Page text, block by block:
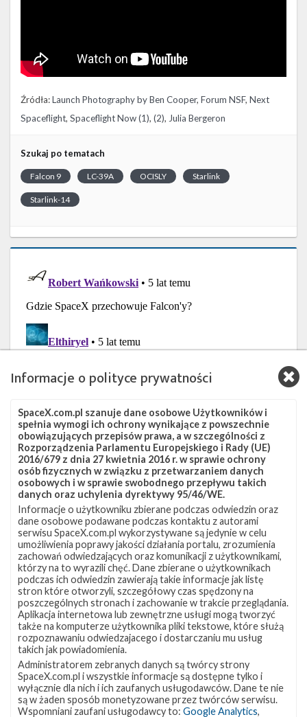
Źródła:Launch Photography by Ben Cooper, Forum NSF, Next
Spaceflight, Spaceflight Now (1), (2), Julia Bergeron
Szukaj po tematach
Falcon 9 LC-39A OCISLY Starlink
Starlink-14
Powiązane wiadomości
Start
misją
Starlink-
14
Informacje o polityce prywatności
SpaceX.com.pl szanuje dane osobowe Użytkowników i
spełnia wymogi ich ochrony wynikające z powszechnie
obowiązujących przepisów prawa, a w szczególności z
Rozporządzenia Parlamentu Europejskiego i Rady (UE)
2016/679 z dnia 27 kwietnia 2016 r. w sprawie ochrony
osób fizycznych w związku z przetwarzaniem danych
osobowych i w sprawie swobodnego przepływu takich
danych oraz uchylenia dyrektywy 95/46/WE.
Informacje o użytkowniku zbierane podczas odwiedzin oraz
dane osobowe podawane podczas kontaktu z autorami
serwisu SpaceX.com.pl wykorzystywane są jedynie w celu
umożliwienia poprawy jakości działania portalu, zrozumienia
zachowań odwiedzających oraz komunikacji z użytkownikami,
którzy na to wyrazili chęć. Dane zbierane o użytkownikach
podczas ich odwiedzin zawierają takie informacje jak listę
stron które otworzyli, szczegółowy czas spędzony na
poszczególnych stronach i zachowanie w trakcie przeglądania.
Aplikacja internetowa lub zewnętrzne usługi mogą tworzyć
także na komputerze użytkownika pliki tekstowe, które służą
rozpoznawaniu odwiedzajacego i dostarczaniu mu usług
takich jak powiadomienia.
Administratorem zebranych danych są twórcy strony
SpaceX.com.pl i wszystkie informacje są dostępne tylko i
wyłącznie dla nich i ich zaufanych usługodawców. Dane te nie
są w żaden sposób monetyzowane przez twórców serwisu.
Wspomniani zaufani usługodawcy to: Google Analytics,